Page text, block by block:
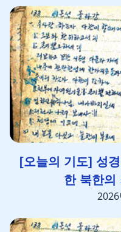
[오늘의 기도] 성
한 북한의